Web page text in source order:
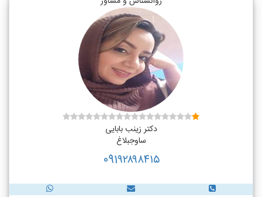
دکتر زینب بابایی
ساوجبلاغ
091۹۲۸۹۸۴۱۵